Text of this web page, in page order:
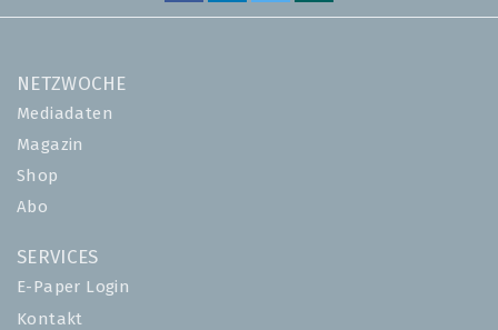
NETZWOCHE
Mediadaten
Magazin
Shop
Abo
SERVICES
E-Paper Login
Kontakt